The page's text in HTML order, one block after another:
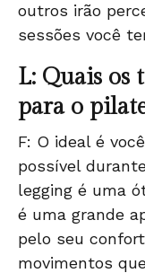
outros irão
sessões você
L: Quais os
para o
F: O ideal é
possível
legging é uma
é uma grande
pelo seu
movimentos